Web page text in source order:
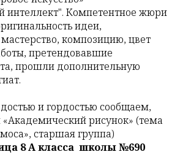
интеллект". Компетентное жюри
идеи,
композицию, цвет
претендовавшие
прошли дополнительную
и гордостью сообщаем,
рисунок» (тема
старшая группа)
8 А класса школы №690